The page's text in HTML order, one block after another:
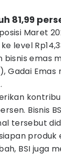
81,99
Maret
level
emas
Gadai Emas
Bisnis
tersebut
produk
BSI juga